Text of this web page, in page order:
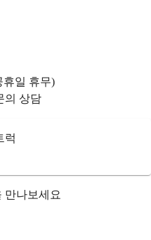
휴일 휴무)
의 상담
럭
만나보세요